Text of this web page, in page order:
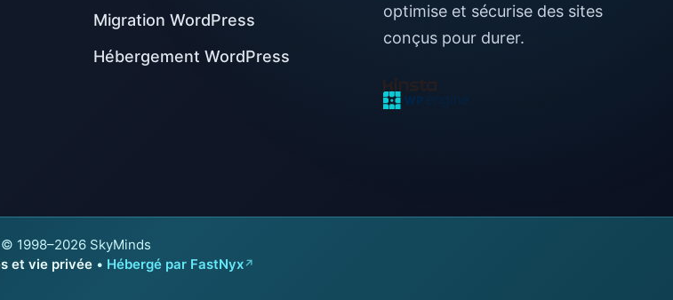
Migration WordPress
Hébergement WordPress
optimise et sécurise des sites
conçus pour durer.
© 1998–2026 SkyMinds
et vie privée • Hébergé par FastNyx